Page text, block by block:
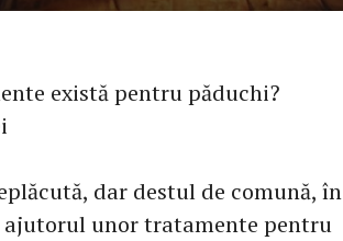
există pentru păduchi?
dar destul de comună, în
ajutorul unor tratamente pentru